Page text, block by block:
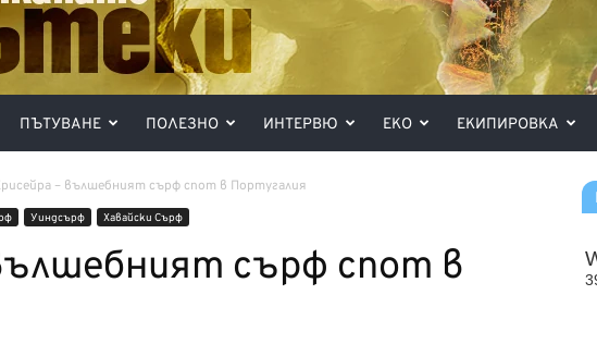
ПЪТУВАНЕ ПОЛЕЗНО ИНТЕРВЮ ЕКО ЕКИПИРОВКА
– вълшебният сърф спот в Португалия
Уиндсърф Хавайски Сърф
сърф спот в